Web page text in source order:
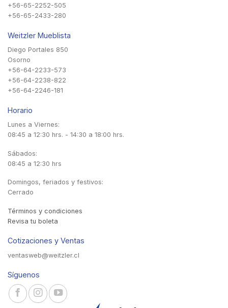
+56-65-2252-505
+56-65-2433-280
Weitzler Mueblista
Diego Portales 850
Osorno
+56-64-2233-573
+56-64-2238-822
+56-64-2246-181
Horario
Lunes a Viernes:
08:45 a 12:30 hrs. - 14:30 a 18:00 hrs.
Sábados:
08:45 a 12:30 hrs
Domingos, feriados y festivos:
Cerrado
Términos y condiciones
Revisa tu boleta
Cotizaciones y Ventas
ventasweb@weitzler.cl
Síguenos